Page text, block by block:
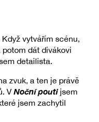
vytvářím scénu,
dát divákovi
detailista.
zvuk, a ten je právě
V Noční pouti jsem
jsem zachytil